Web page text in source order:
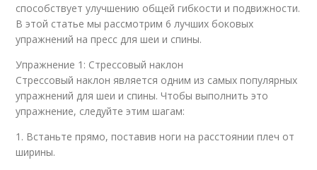
способствует улучшению общей гибкости и подвижности.
В этой статье мы рассмотрим 6 лучших боковых
упражнений на пресс для шеи и спины.
Упражнение 1: Стрессовый наклон
Стрессовый наклон является одним из самых популярных
упражнений для шеи и спины. Чтобы выполнить это
упражнение, следуйте этим шагам:
1. Встаньте прямо, поставив ноги на расстоянии плеч от
ширины.